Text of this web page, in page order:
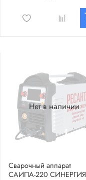
Нет в наличии
Сварочный аппарат
САИПА-220 СИНЕРГИЯ